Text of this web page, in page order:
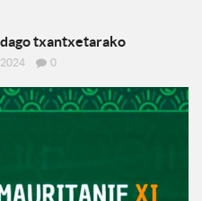
txantxetarako
2024 0